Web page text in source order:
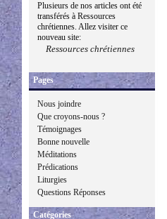
Plusieurs de nos articles ont été
transférés à Ressources
chrétiennes. Allez visiter ce
nouveau site:
Ressources chrétiennes
Pages
Nous joindre
Que croyons-nous ?
Témoignages
Bonne nouvelle
Méditations
Prédications
Liturgies
Questions Réponses
Catégories